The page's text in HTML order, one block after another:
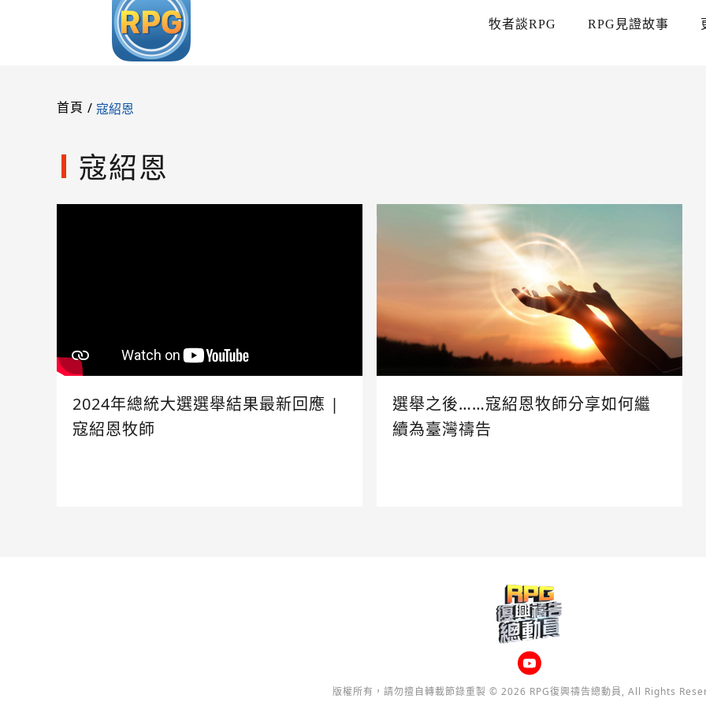
牧者談RPG RPG見證故事
首頁 / 寇紹恩
寇紹恩
2024年總統大選選舉結果最新回應 |
寇紹恩牧師
選舉之後……寇紹恩牧師分享如何繼
續為臺灣禱告
版權所有，請勿擅自轉載節錄重製 © 2026 RPG復興禱告總動員, All Rights